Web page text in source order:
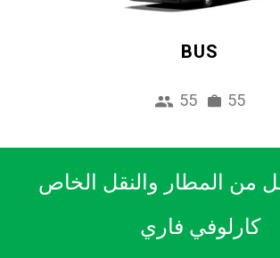
BUS
55 55
من المطار والنقل الخاص
كارلوفي فاري